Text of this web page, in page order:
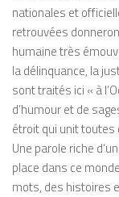
nationales et
retrouvées
humaine très
la délinquance, la
sont traités ici « à
d’humour et de
étroit qui unit
Une parole riche
place dans ce
mots, des histoires